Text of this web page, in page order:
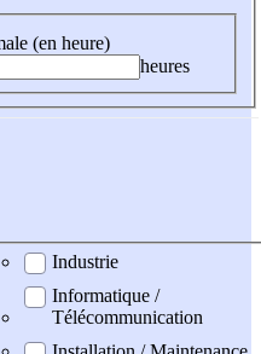
(en heure)
heures
Industrie
Informatique /
Télécommunication